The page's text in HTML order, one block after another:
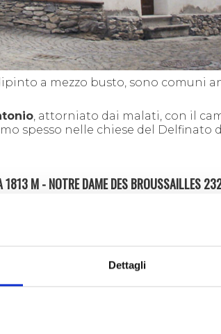
Dettagli
a mezzo busto, sono comuni
, attorniato dai malati, con il
spesso nelle chiese del Delfinato
M - NOTRE DAME DES BROUSSAILLES
Tempo salita: 3 ore
Periodo consigliato: